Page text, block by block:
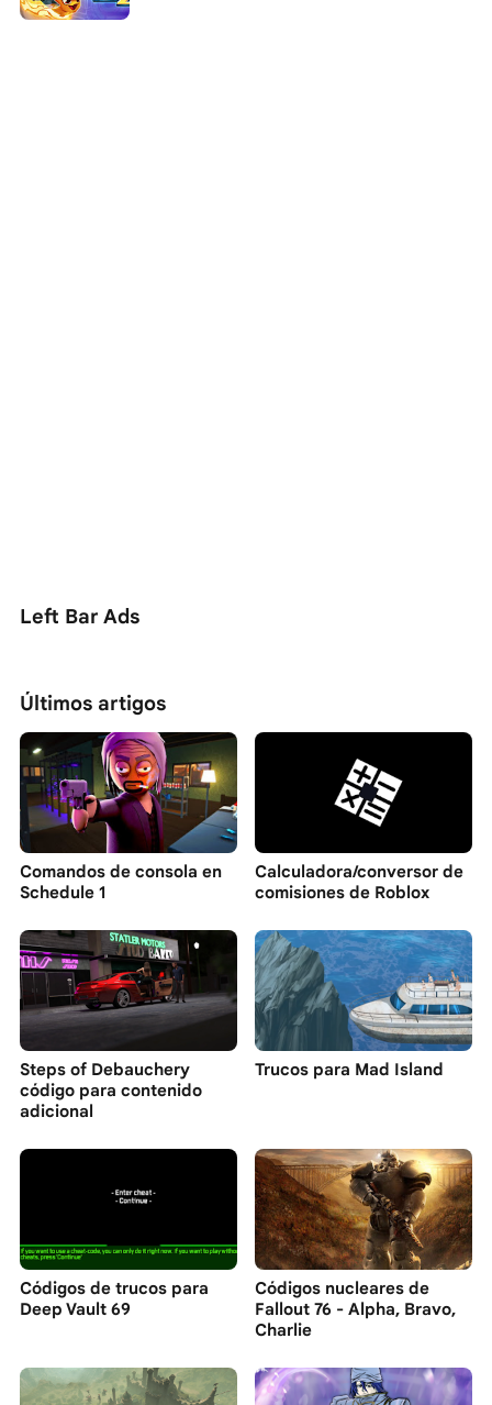
Left Bar Ads
Últimos artigos
Comandos de consola en
Schedule 1
Calculadora/conversor de
comisiones de Roblox
Steps of Debauchery
código para contenido
adicional
Trucos para Mad Island
Códigos de trucos para
Deep Vault 69
Códigos nucleares de
Fallout 76 - Alpha, Bravo,
Charlie